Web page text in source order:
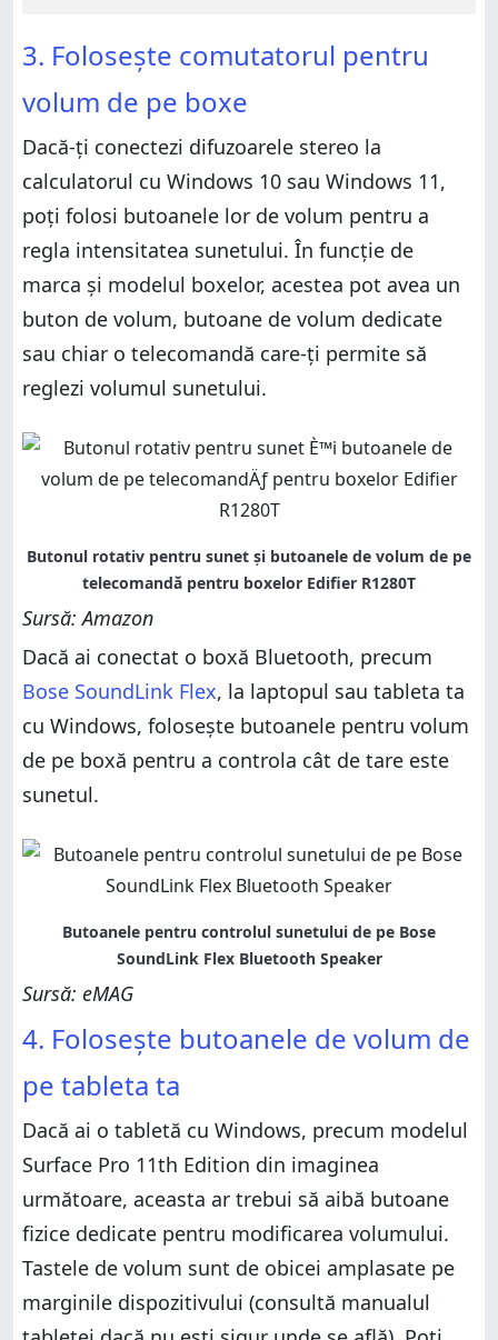
3. Folosește comutatorul pentru
volum de pe boxe
Dacă-ți conectezi difuzoarele stereo la
calculatorul cu Windows 10 sau Windows 11,
poți folosi butoanele lor de volum pentru a
regla intensitatea sunetului. În funcție de
marca și modelul boxelor, acestea pot avea un
buton de volum, butoane de volum dedicate
sau chiar o telecomandă care-ți permite să
reglezi volumul sunetului.
Sursă: Amazon
Dacă ai conectat o boxă Bluetooth, precum
Bose SoundLink Flex, la laptopul sau tableta ta
cu Windows, folosește butoanele pentru volum
de pe boxă pentru a controla cât de tare este
sunetul.
Sursă: eMAG
4. Folosește butoanele de volum de
pe tableta ta
Dacă ai o tabletă cu Windows, precum modelul
Surface Pro 11th Edition din imaginea
următoare, aceasta ar trebui să aibă butoane
fizice dedicate pentru modificarea volumului.
Tastele de volum sunt de obicei amplasate pe
marginile dispozitivului (consultă manualul